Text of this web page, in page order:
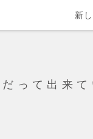
って出来
新